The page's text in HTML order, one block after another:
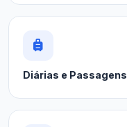
Diárias e Passagens